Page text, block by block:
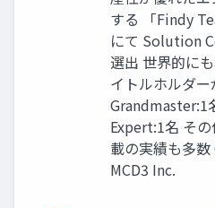
する 「Findy
にて Solution
選出 世界的に
イトルホルダー
Grandmaster:1
Expert:1名 そ
載の実績も多
MCD3 Inc.